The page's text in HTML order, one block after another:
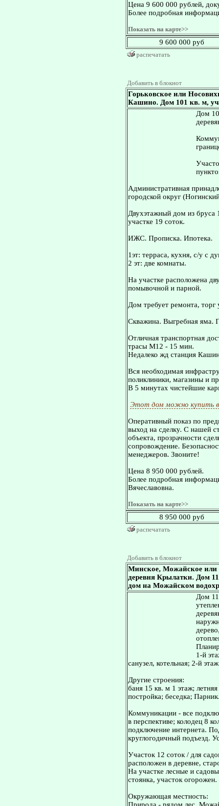
Цена 9 600 000 рублей,
Более подробная
Показать на карте>>
9 600 000 руб
распечатать
Добавить в блокнот
Горьковское или
Кашино. Дом 101 кв. м,
Дом
Административная
городской округ
Двухэтажный дом из бруса
участке 19 соток.
ИЖС. Прописка. Ипотека.
1эт: терраса, кухня, с/у с
2 эт: две комнаты.
На участке расположена
помывочной и парной.
Дом требует ремонта, торг
Скважина. Выгребная яма.
Отличная транспортная
трасы М12 - 15 мин.
Недалеко жд станция
Вся необходимая
поликлиники, магазины и
В 5 минутах чистейшие
Этот дом можно купить
Оперативный показ по
выход на сделку. С нашей
объекта, прозрачности
сопровождение.
менеджеров. Звоните!
Цена 8 950 000 рублей.
Более подробная
Вячеславовна.
Показать на карте>>
8 950 000 руб
распечатать
Добавить в блокнот
Минское, Можайское
деревня Крылатки. Дом
дом на Можайском
Дом
1-й
санузел, котельная; 2-й
Другие строения:
баня 15 кв. м 1 этаж;
постройка; беседка;
Коммуникации - все
в перспективе; колодец 8
подключение интернета.
круглогодичный подъезд.
Участок 12 соток / для
расположен в деревне,
На участке лесные и
стоянка, участок огорожен.
Окружающая местность: